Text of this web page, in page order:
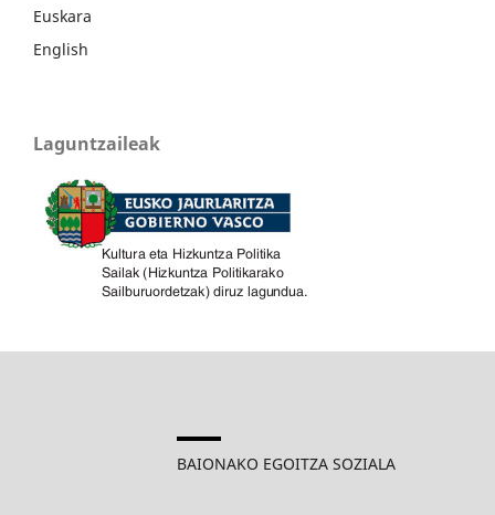
Euskara
English
Laguntzaileak
BAIONAKO EGOITZA SOZIALA